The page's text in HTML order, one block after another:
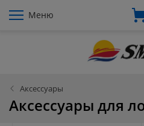
Меню
Аксессуары
Аксессуары для